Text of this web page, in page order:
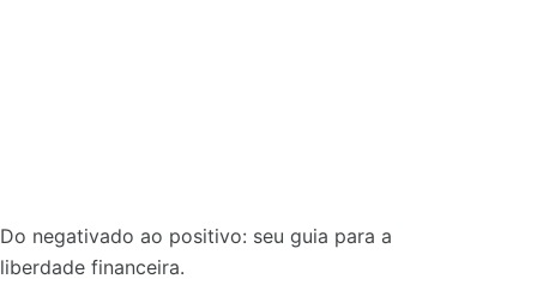
Do negativado ao positivo: seu guia para a
liberdade financeira.